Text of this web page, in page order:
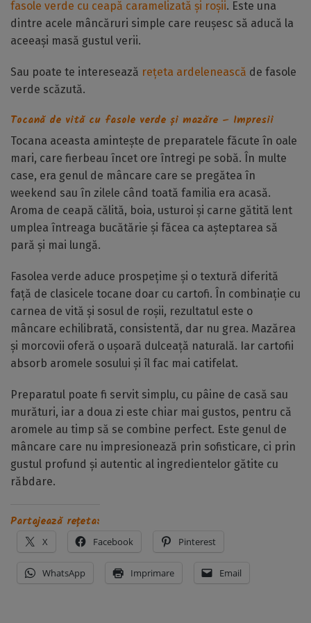
fasole verde cu ceapă caramelizată și roșii. Este una
dintre acele mâncăruri simple care reușesc să aducă la
aceeași masă gustul verii.
Sau poate te interesează rețeta ardelenească de fasole
verde scăzută.
Tocană de vită cu fasole verde și mazăre – Impresii
Tocana aceasta amintește de preparatele făcute în oale
mari, care fierbeau încet ore întregi pe sobă. În multe
case, era genul de mâncare care se pregătea în
weekend sau în zilele când toată familia era acasă.
Aroma de ceapă călită, boia, usturoi și carne gătită lent
umplea întreaga bucătărie și făcea ca așteptarea să
pară și mai lungă.
Fasolea verde aduce prospețime și o textură diferită
față de clasicele tocane doar cu cartofi. În combinație cu
carnea de vită și sosul de roșii, rezultatul este o
mâncare echilibrată, consistentă, dar nu grea. Mazărea
și morcovii oferă o ușoară dulceață naturală. Iar cartofii
absorb aromele sosului și îl fac mai catifelat.
Preparatul poate fi servit simplu, cu pâine de casă sau
murături, iar a doua zi este chiar mai gustos, pentru că
aromele au timp să se combine perfect. Este genul de
mâncare care nu impresionează prin sofisticare, ci prin
gustul profund și autentic al ingredientelor gătite cu
răbdare.
Partajează rețeta:
X Facebook Pinterest
WhatsApp Imprimare Email